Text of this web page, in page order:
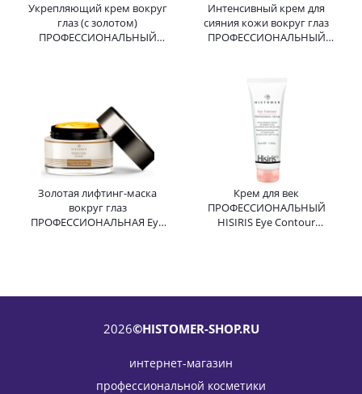
Укрепляющий крем вокруг
глаз (с золотом)
ПРОФЕССИОНАЛЬНЫЙ
Интенсивный крем для
сияния кожи вокруг глаз
ПРОФЕССИОНАЛЬНЫЙ
Золотая лифтинг-маска
вокруг глаз
ПРОФЕССИОНАЛЬНАЯ Eye
Крем для век
ПРОФЕССИОНАЛЬНЫЙ
HISIRIS Eye Contour
2026©HISTOMER-SHOP.RU
интернет-магазин
профессиональной косметики